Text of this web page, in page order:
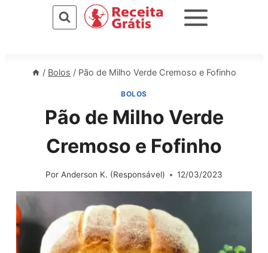
/ Bolos / Pão de Milho Verde Cremoso e Fofinho
BOLOS
Pão de Milho Verde
Cremoso e Fofinho
Por Anderson K. (Responsável) 12/03/2023